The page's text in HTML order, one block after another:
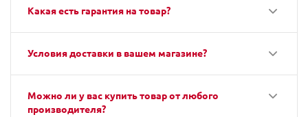
Какая есть гарантия на товар?
Условия доставки в вашем магазине?
Можно ли у вас купить товар от любого
производителя?